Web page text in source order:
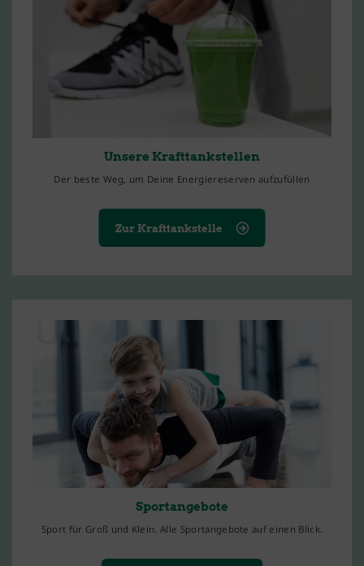
Unsere Krafttankstellen
Der beste Weg, um Deine Energiereserven aufzufüllen
Zur Krafttankstelle
Sportangebote
Sport für Groß und Klein. Alle Sportangebote auf einen Blick.